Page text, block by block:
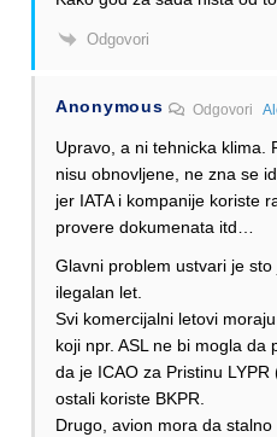
Odgovori
Anonymous Odgovori
Upravo, a ni tehnicka klima.
nisu obnovljene, ne zna se
jer IATA i kompanije koriste
provere dokumenata itd…
Glavni problem ustvari je
ilegalan let.
Svi komercijalni letovi
koji npr. ASL ne bi mogla
da je ICAO za Pristinu
ostali koriste BKPR.
Drugo, avion mora da